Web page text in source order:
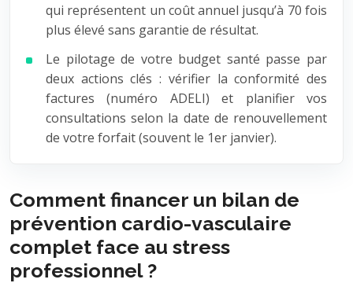
qui représentent un coût annuel jusqu’à 70 fois
plus élevé sans garantie de résultat.
Le pilotage de votre budget santé passe par
deux actions clés : vérifier la conformité des
factures (numéro ADELI) et planifier vos
consultations selon la date de renouvellement
de votre forfait (souvent le 1er janvier).
Comment financer un bilan de
prévention cardio-vasculaire
complet face au stress
professionnel ?